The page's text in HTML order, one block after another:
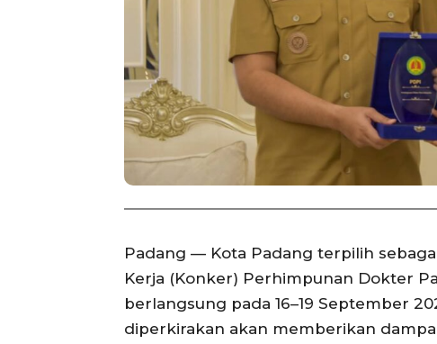
Padang — Kota Padang terpilih
Kerja (Konker) Perhimpunan Dokter
berlangsung pada 16–19 September
diperkirakan akan memberikan